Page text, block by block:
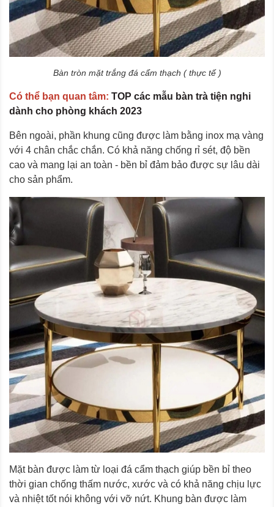
Bàn tròn mặt trắng đá cẩm thạch ( thực tế )
Có thể bạn quan tâm: TOP các mẫu bàn trà tiện nghi
dành cho phòng khách 2023
Bên ngoài, phần khung cũng được làm bằng inox mạ vàng
với 4 chân chắc chắn. Có khả năng chống rỉ sét, độ bền
cao và mang lại an toàn - bền bỉ đảm bảo được sự lâu dài
cho sản phẩm.
Mặt bàn được làm từ loại đá cẩm thạch giúp bền bỉ theo
thời gian chống thấm nước, xước và có khả năng chịu lực
và nhiệt tốt nói không với vỡ nứt. Khung bàn được làm